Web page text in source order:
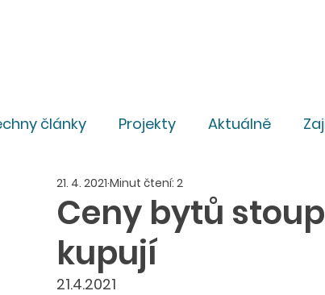
články Projekty Aktuálně
Pro média Právní
Ceny bytů
kupují
21. 4. 2021 Minut čtení: 2
21.4.2021